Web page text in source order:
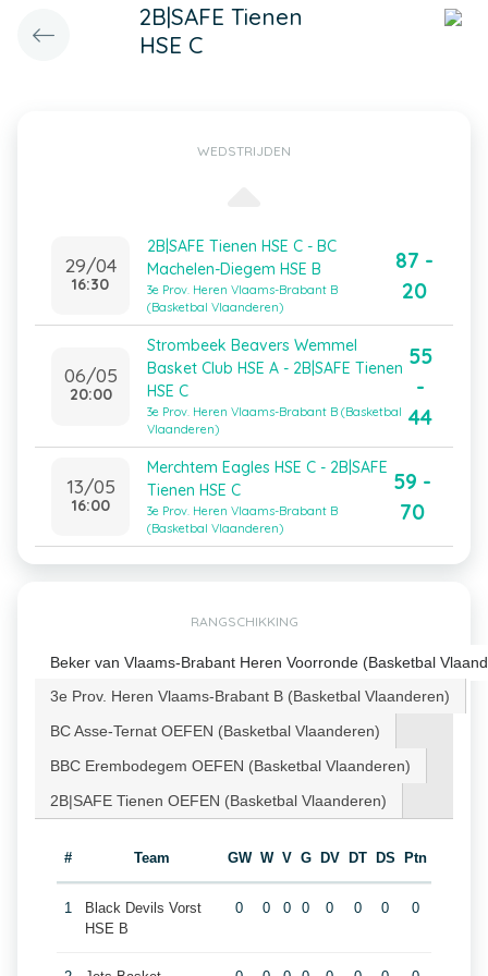
2B|SAFE Tienen
HSE C
WEDSTRIJDEN
29/04
16:30
2B|SAFE Tienen HSE C - BC
Machelen-Diegem HSE B
3e Prov. Heren Vlaams-Brabant B
(Basketbal Vlaanderen)
87 -
20
06/05
20:00
Strombeek Beavers Wemmel
Basket Club HSE A - 2B|SAFE Tienen
HSE C
3e Prov. Heren Vlaams-Brabant B (Basketbal
Vlaanderen)
55
-
44
13/05
16:00
Merchtem Eagles HSE C - 2B|SAFE
Tienen HSE C
3e Prov. Heren Vlaams-Brabant B
(Basketbal Vlaanderen)
59 -
70
RANGSCHIKKING
Beker van Vlaams-Brabant Heren Voorronde (Basketbal
3e Prov. Heren Vlaams-Brabant B (Basketbal Vlaanderen)
BC Asse-Ternat OEFEN (Basketbal Vlaanderen)
BBC Erembodegem OEFEN (Basketbal Vlaanderen)
2B|SAFE Tienen OEFEN (Basketbal Vlaanderen)
# Team GW W V G DV DT DS Ptn
1
Black Devils Vorst
HSE B
0 0 0 0 0 0 0 0